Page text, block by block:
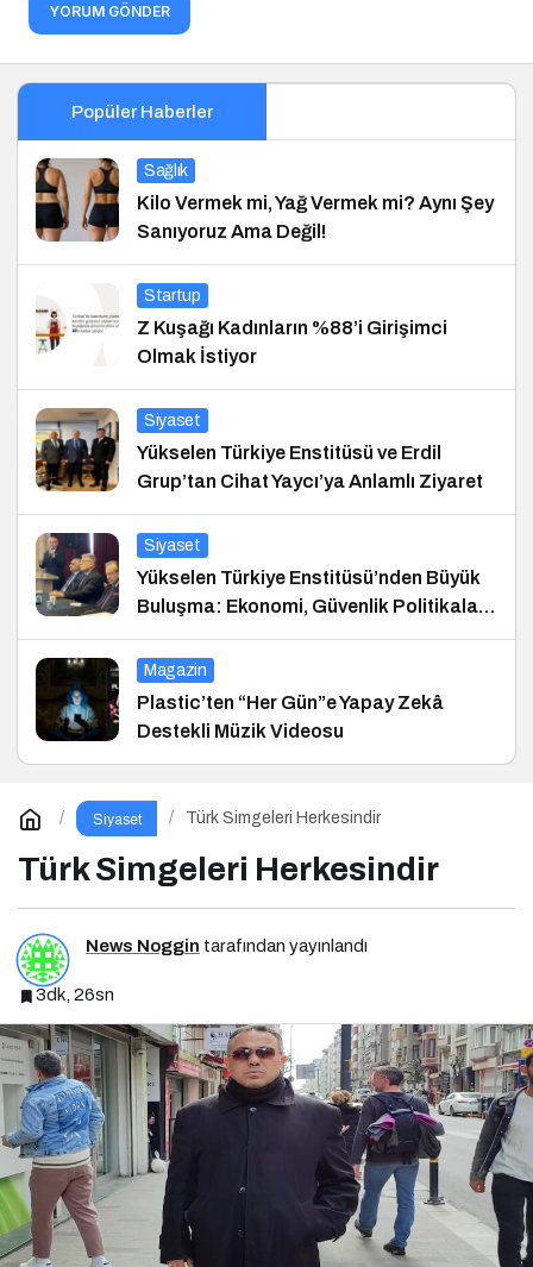
YORUM GÖNDER
Popüler Haberler
Sağlık
Kilo Vermek mi, Yağ Vermek mi? Aynı Şey
Sanıyoruz Ama Değil!
Startup
Z Kuşağı Kadınların %88’i Girişimci
Olmak İstiyor
Siyaset
Yükselen Türkiye Enstitüsü ve Erdil
Grup’tan Cihat Yaycı’ya Anlamlı Ziyaret
Siyaset
Yükselen Türkiye Enstitüsü’nden Büyük
Buluşma: Ekonomi, Güvenlik Politikaları
ve Hukuk Konferansı
Magazin
Plastic’ten “Her Gün”e Yapay Zekâ
Destekli Müzik Videosu
Siyaset Türk Simgeleri Herkesindir
Türk Simgeleri Herkesindir
News Noggin tarafından yayınlandı
3dk, 26sn